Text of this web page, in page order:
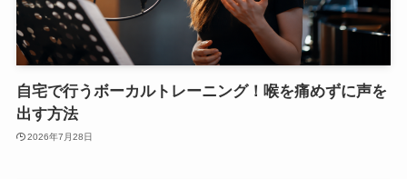
自宅で行うボーカルトレーニング！喉を痛めずに声を
出す方法
2026年7月28日